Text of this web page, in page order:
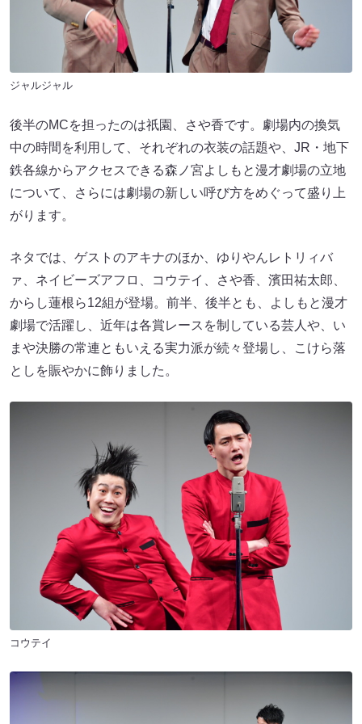
ジャルジャル
後半のMCを担ったのは祇園、さや香です。劇場内の換気
中の時間を利用して、それぞれの衣装の話題や、JR・地下
鉄各線からアクセスできる森ノ宮よしもと漫才劇場の立地
について、さらには劇場の新しい呼び方をめぐって盛り上
がります。
ネタでは、ゲストのアキナのほか、ゆりやんレトリィバ
ァ、ネイビーズアフロ、コウテイ、さや香、濱田祐太郎、
からし蓮根ら12組が登場。前半、後半とも、よしもと漫才
劇場で活躍し、近年は各賞レースを制している芸人や、い
まや決勝の常連ともいえる実力派が続々登場し、こけら落
としを賑やかに飾りました。
コウテイ